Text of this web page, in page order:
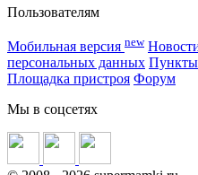
Пользователям
Мобильная версия new
персональных данных Пункты
Площадка пристроя Форум
Мы в соцсетях